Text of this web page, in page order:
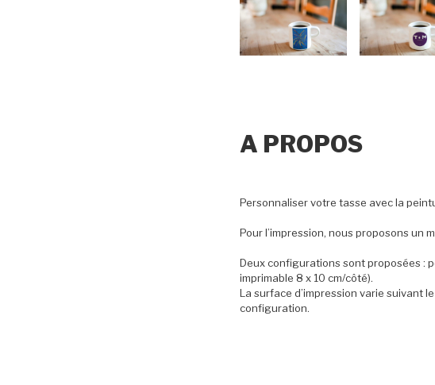
A PROPOS
Personnaliser votre tasse avec la
Pour l’impression, nous proposons un
Deux configurations sont proposées :
imprimable 8 x 10 cm/côté).
La surface d’impression varie suivant
configuration.